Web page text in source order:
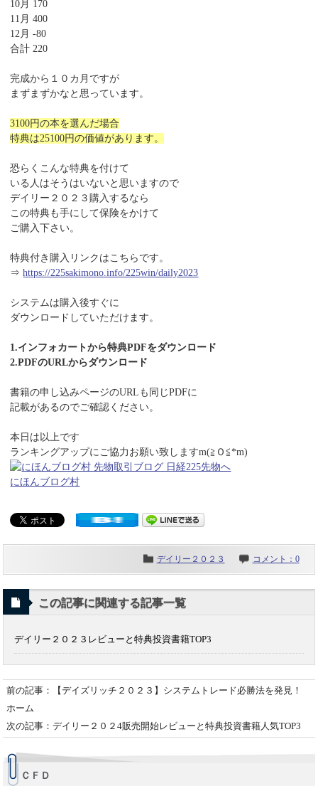
10月 170
11月 400
12月 -80
合計 220
完成から１０カ月ですが
まずまずかなと思っています。
3100円の本を選んだ場合
特典は25100円の価値があります。
恐らくこんな特典を付けて
いる人はそうはいないと思いますので
デイリー２０２３購入するなら
この特典も手にして保険をかけて
ご購入下さい。
特典付き購入リンクはこちらです。
⇒https://225sakimono.info/225win/daily2023
システムは購入後すぐに
ダウンロードしていただけます。
1.インフォカートから特典PDFをダウンロード
2.PDFのURLからダウンロード
書籍の申し込みページのURLも同じPDFに
記載があるのでご確認ください。
本日は以上です
ランキングアップにご協力お願い致しますm(≧Ｏ≦*m)
にほんブログ村
デイリー２０２３ コメント：0
この記事に関連する記事一覧
デイリー２０２３レビューと特典投資書籍TOP3
前の記事：【デイズリッチ２０２３】システムトレード必勝法を発見！
ホーム
次の記事：デイリー２０２4販売開始レビューと特典投資書籍人気TOP3
ＣＦＤ